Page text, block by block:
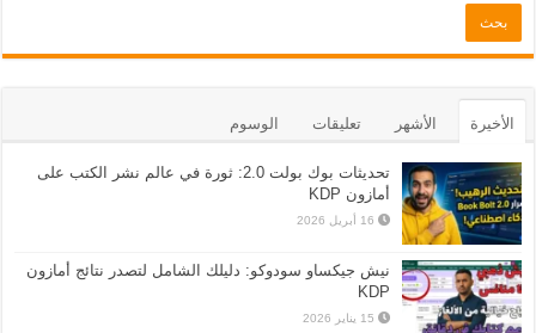
الأخيرة الأشهر تعليقات الوسوم
تحديثات بوك بولت 2.0: ثورة في عالم نشر الكتب على
أمازون KDP
16 أبريل 2026
نيش جيكساو سودوكو: دليلك الشامل لتصدر نتائج أمازون
KDP
15 يناير 2026